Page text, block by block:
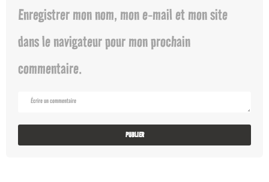
Enregistrer mon nom, mon e-mail et mon site
dans le navigateur pour mon prochain
commentaire.